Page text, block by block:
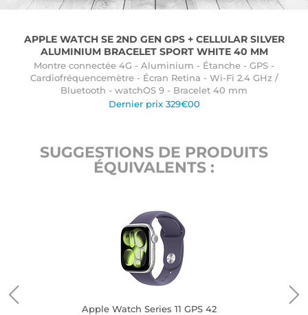
APPLE WATCH SE 2ND GEN GPS + CELLULAR SILVER
ALUMINIUM BRACELET SPORT WHITE 40 MM
Montre connectée 4G - Aluminium - Étanche - GPS -
Cardiofréquencemètre - Écran Retina - Wi-Fi 2.4 GHz /
Bluetooth - watchOS 9 - Bracelet 40 mm
Dernier prix 329€00
SUGGESTIONS DE PRODUITS
ÉQUIVALENTS :
Apple Watch Series 11 GPS 42